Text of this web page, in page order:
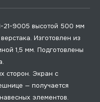
21-9005 высотой 500 мм
Изготовлен из
1,5 мм. Подготовлены
сторон. Экран с
— получается
элементов.